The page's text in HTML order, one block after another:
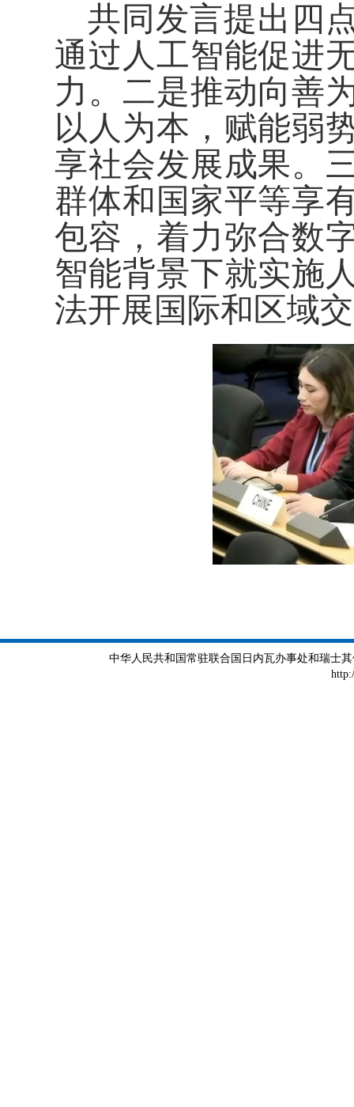
共同发言提出四
通过人工智能促进
力。二是推动向善
以人为本，赋能弱
享社会发展成果。
群体和国家平等享
包容，着力弥合数
智能背景下就实施
法开展国际和区域
中华人民共和国常驻联合国日内瓦办事处和瑞士